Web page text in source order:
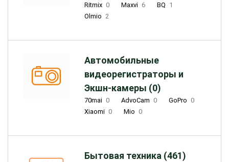
Ritmix 0 Maxvi 6 BQ 1
Olmio 2
Автомобильные
видеорегистраторы и
Экшн-камеры (0)
70mai 0 AdvoCam 0 GoPro 0
Xiaomi 0 Mio 0
Бытовая техника (461)